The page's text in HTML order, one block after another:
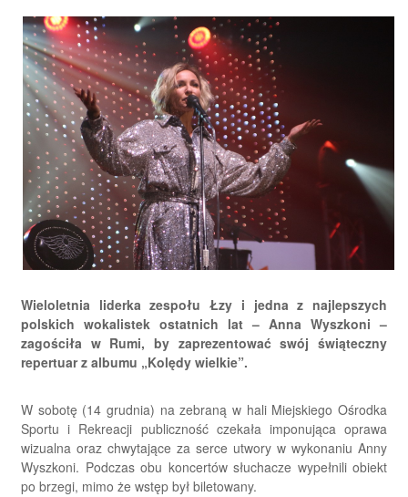
Wieloletnia liderka zespołu Łzy i jedna z najlepszych
polskich wokalistek ostatnich lat – Anna Wyszkoni –
zagościła w Rumi, by zaprezentować swój świąteczny
repertuar z albumu „Kolędy wielkie”.
W sobotę (14 grudnia) na zebraną w hali Miejskiego Ośrodka
Sportu i Rekreacji publiczność czekała imponująca oprawa
wizualna oraz chwytające za serce utwory w wykonaniu Anny
Wyszkoni. Podczas obu koncertów słuchacze wypełnili obiekt
po brzegi, mimo że wstęp był biletowany.